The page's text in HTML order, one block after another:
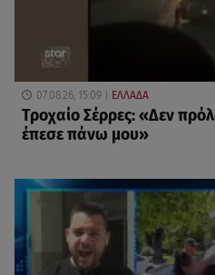
07.08.26, 15:09 ΕΛΛΑΔΑ
Τροχαίο Σέρρες: «Δεν
έπεσε πάνω μου»